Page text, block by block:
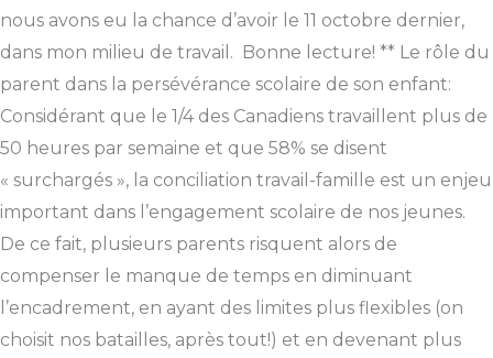
nous avons eu la chance d’avoir le 11 octobre dernier,
dans mon milieu de travail. Bonne lecture! ** Le rôle du
parent dans la persévérance scolaire de son enfant:
Considérant que le 1/4 des Canadiens travaillent plus de
50 heures par semaine et que 58% se disent
« surchargés », la conciliation travail-famille est un enjeu
important dans l’engagement scolaire de nos jeunes.
De ce fait, plusieurs parents risquent alors de
compenser le manque de temps en diminuant
l’encadrement, en ayant des limites plus flexibles (on
choisit nos batailles, après tout!) et en devenant plus